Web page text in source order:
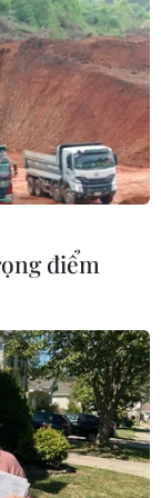
Vietnam+)
điểm